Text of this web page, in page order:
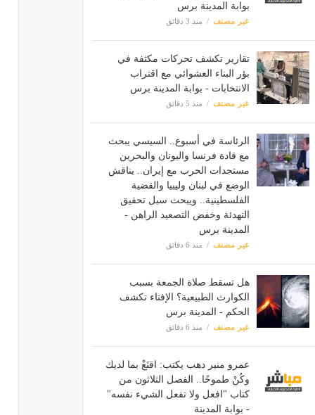
بوابة المدينة برس
غير مصنف منذ 3 دقائق
تقارير تكشف تحركات مكثفة في
بؤر البناء العشوائي مع اقتراب
الانتخابات - بوابة المدينة برس
غير مصنف منذ 5 دقائق
الرئاسة في أسبوع.. السيسي يبحث
مع قادة فرنسا واليونان والبحرين
مستجدات الحرب مع إيران.. يناقش
الوضع في لبنان وليبيا والقضية
الفلسطينية.. ويبحث سبل تحقيق
التهدئة وخفض التصعيد الراهن -
المدينة برس
غير مصنف منذ 6 دقائق
هل تسقط صلاة الجمعة بسبب
الكوارث الطبيعية؟ الإفتاء تكشف
الحكم - المدينة برس
غير مصنف منذ 6 دقائق
عمرو منير دهب يكتب: اقنَعْ بما لديك
وكُنْ طموحًا.. الفصل الثلاثون من
كتاب "افعل ولا تفعل الشيء نفسه"
- بوابة المدينة